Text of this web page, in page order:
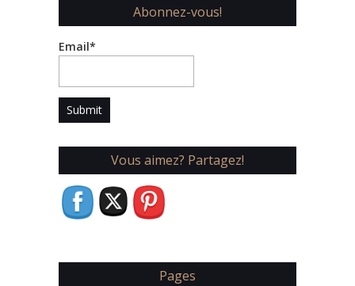
Abonnez-vous!
Email*
Vous aimez? Partagez!
Pages